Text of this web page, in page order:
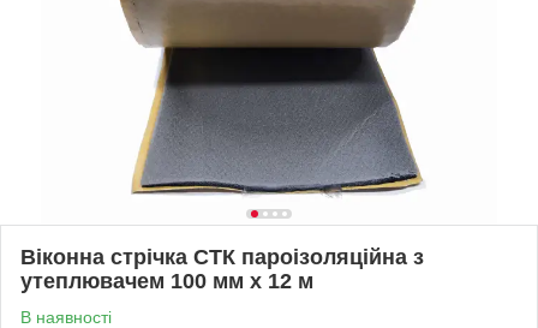
Віконна стрічка СТК пароізоляційна з
утеплювачем 100 мм х 12 м
В наявності